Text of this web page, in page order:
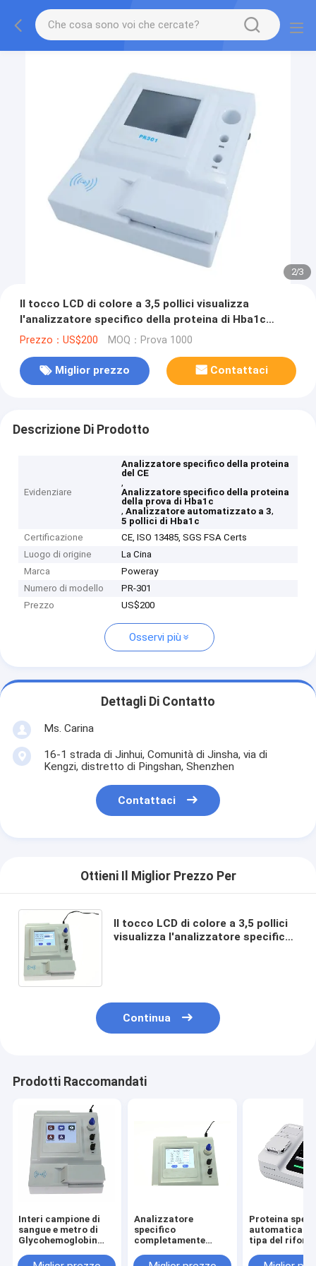
3/3
Il tocco LCD di colore a 3,5 pollici visualizza
l'analizzatore specifico della proteina di Hba1c
completamente automatico
Prezzo：US$200 MOQ：Prova 1000
Miglior prezzo Contattaci
Descrizione Di Prodotto
Evidenziare
Analizzatore specifico della proteina
del CE
,
Analizzatore specifico della proteina
della prova di Hba1c
,Analizzatore automatizzato a 3,
5 pollici di Hba1c
Certificazione
CE, ISO 13485, SGS FSA Certs
Luogo di origine
La Cina
Marca
Poweray
Numero di modello
PR-301
Prezzo
US$200
Osservi più
Dettagli Di Contatto
Ms. Carina
16-1 strada di Jinhui, Comunità di Jinsha, via di
Kengzi, distretto di Pingshan, Shenzhen
Contattaci
Ottieni Il Miglior Prezzo Per
Il tocco LCD di colore a 3,5 pollici
visualizza l'analizzatore specifico
Continua
Prodotti Raccomandati
Interi campione di
sangue e metro di
Glycohemoglobin
esposizione
Analizzatore
specifico
completamente
proteina,
Proteina
automatica
tipa del
analizzare